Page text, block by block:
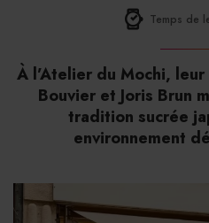
Temps de
À l’Atelier du Mochi,
Bouvier et Joris Brun
tradition sucrée
environnement